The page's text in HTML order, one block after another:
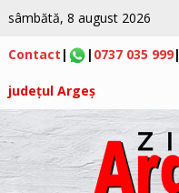
sâmbătă, 8 august 2026
Contact | | 0737 035 999|
județul Argeș